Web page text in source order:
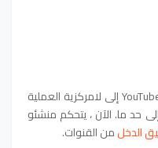
أدى إدخال برنامج الاعتماد الذاتي في YouTube إلى لامركزية العملية
حد ما. الآن ، يتحكم منشئو
الدخلمن القنوات.